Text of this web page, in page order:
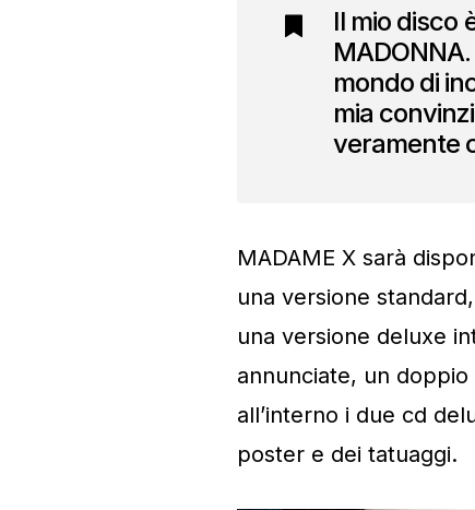
Il mio disco
mondo di
mia
veramente
MADAME X sarà
una versione
una versione deluxe
annunciate, un
all’interno i due cd
poster e dei tatuaggi.